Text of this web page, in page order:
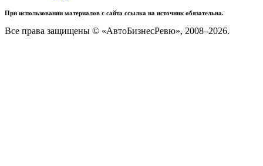
При использовании материалов с сайта ссылка на источник обязательна.
Все права защищены © «АвтоБизнесРевю», 2008–2026.